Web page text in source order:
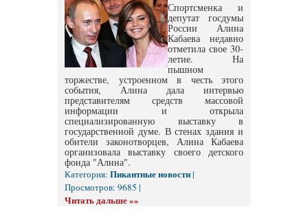
Спортсменка и
депутат госдумы
России Алина
Кабаева недавно
отметила свое 30-
летие. На
пышном
торжестве, устроенном в честь этого
события, Алина дала интервью
представителям средств массовой
информации и открыла
специализированную выставку в
государственной думе. В стенах здания и
обители законотворцев, Алина Кабаева
организовала выставку своего детского
фонда "Алина".
Категория: Пикантные новости|
Просмотров: 9685 |
Читать дальше »»